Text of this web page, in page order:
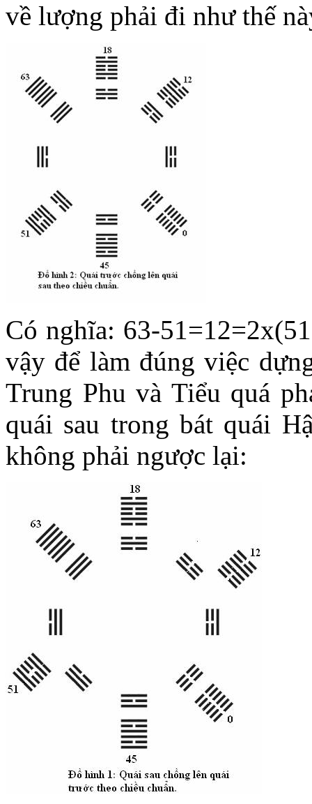
về lượng phải đi như thế
Có nghĩa: 63-
vậy để làm đúng việc
Trung Phu và Tiểu quá
quái sau trong bát quái
không phải ngược lại: